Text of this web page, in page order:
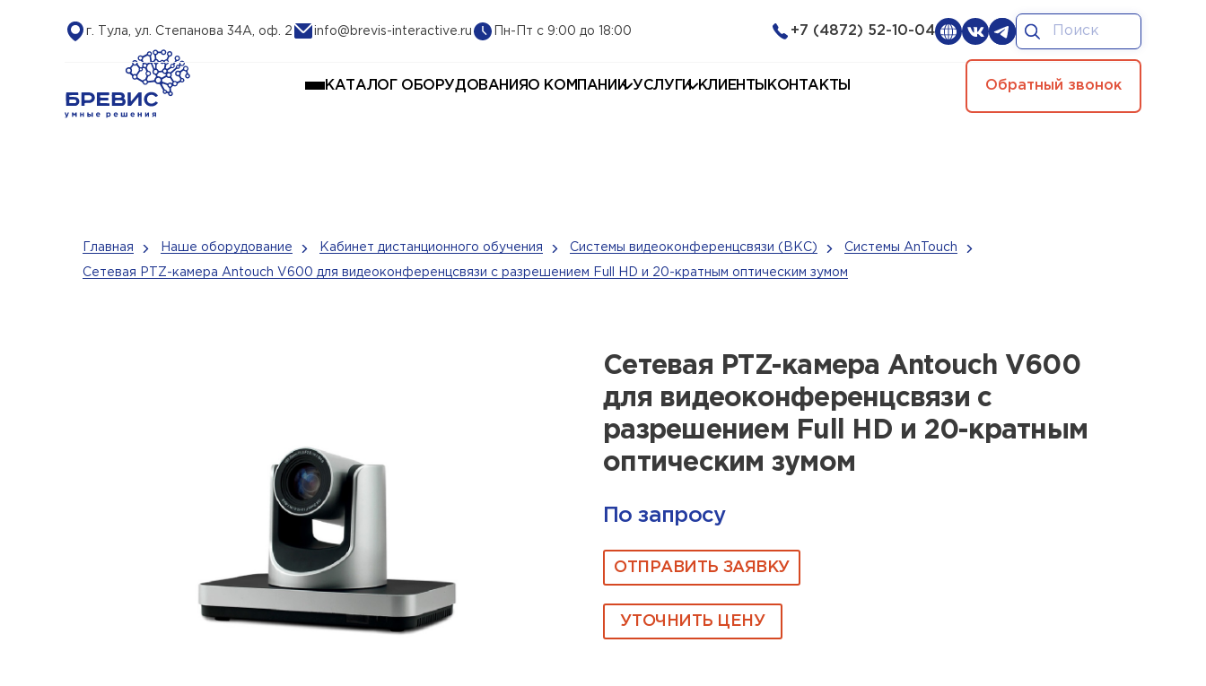
г. Тула, ул. Степанова 34А, оф. 2 info@brevis-interactive.ru Пн-Пт с 9:00 до 18:00 +7 (4872) 52-10-04
КАТАЛОГ ОБОРУДОВАНИЯ О КОМПАНИИ УСЛУГИ КЛИЕНТЫ КОНТАКТЫ Обратный звонок
Главная Наше оборудование Кабинет дистанционного обучения Системы видеоконференцсвязи (ВКС) Системы AnTouch
Сетевая PTZ-камера Antouch V600 для видеоконференцсвязи с разрешением Full HD и 20-кратным оптическим зумом
Сетевая PTZ-камера Antouch V600
для видеоконференцсвязи с
разрешением Full HD и 20-кратным
оптическим зумом
По запросу
ОТПРАВИТЬ ЗАЯВКУ
УТОЧНИТЬ ЦЕНУ